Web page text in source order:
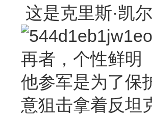
这是克里斯·凯
再者，个性鲜明
他参军是为了保
意狙击拿着反坦